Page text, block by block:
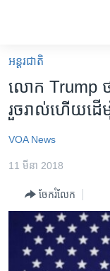
គេហទំព័រ​
ទាក់ទង
និង​
ទំព័រ​
អន្តរជាតិ
កម្ពុជាច្នៃប្រតិដ្ឋ
ព្រឹត្តិការណ៍ព័ត៌មាន
ទូរទស្សន៍ / វីដេអូ​
អន្តរជាតិ
លោក Trump ថ
រួចរាល់​ហើយ​ដើ
VOA News
11 មីនា 2018
ចែករំលែក